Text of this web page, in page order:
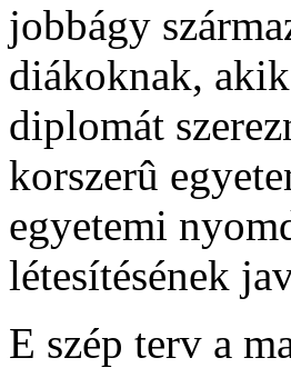
jobbágy
diákoknak,
diplomát
korszerû
egyetemi
létesítésének
E szép terv a